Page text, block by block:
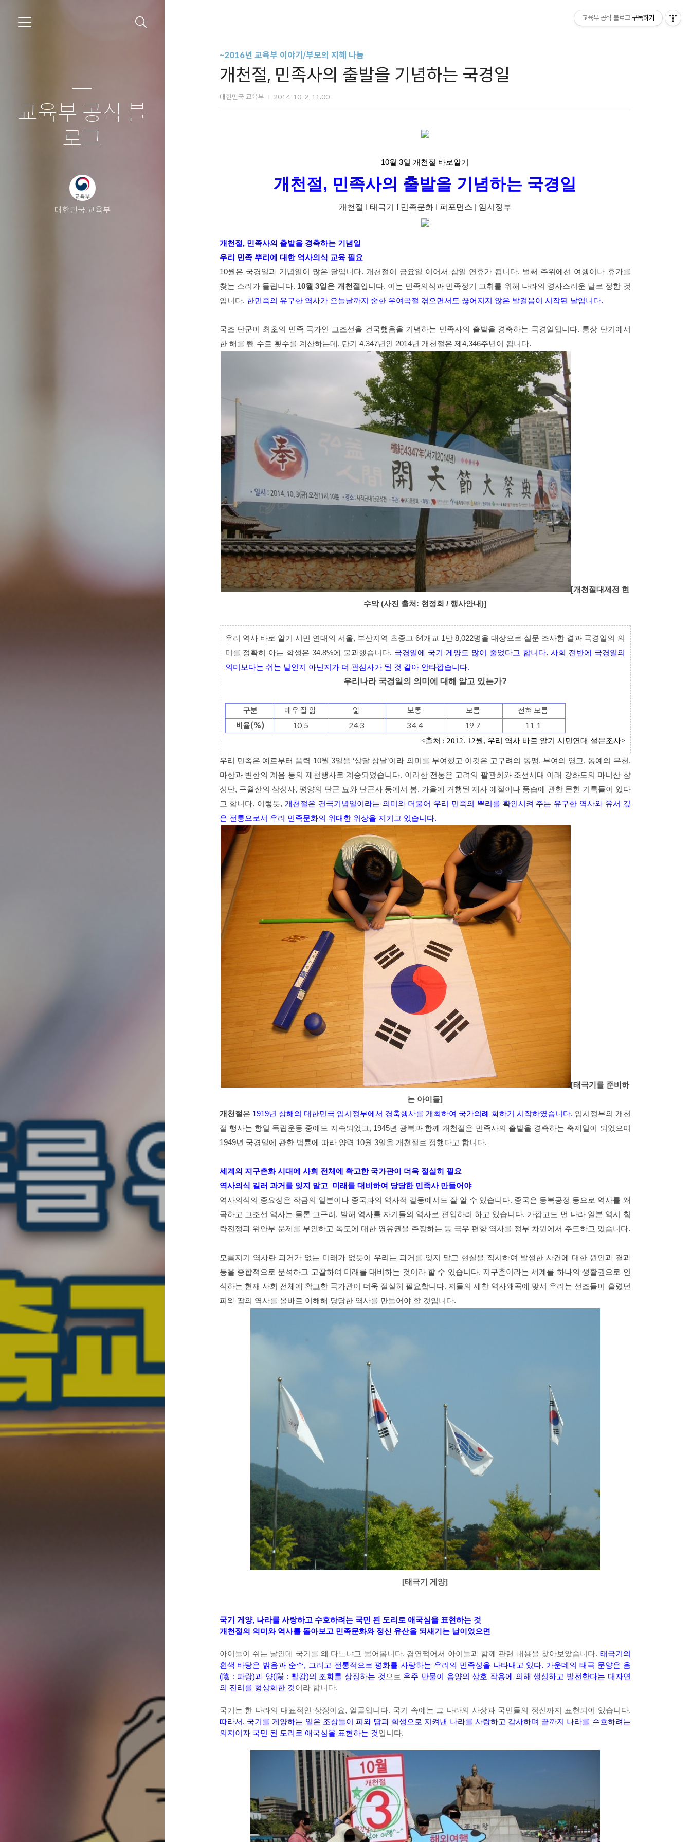
교육부 공식 블
로그
대한민국 교육부
~2016년 교육부 이야기/부모의 지혜 나눔
개천절, 민족사의 출발을 기념하는 국경일
대한민국 교육부 2014. 10. 2. 11:00
10월 3일 개천절 바로알기
개천절, 민족사의 출발을 기념하는 국경일
개천절 I 태극기 I 민족문화 I 퍼포먼스 | 임시정부
개천절, 민족사의 출발을 경축하는 기념일
우리 민족 뿌리에 대한 역사의식 교육 필요
10월은 국경일과 기념일이 많은 달입니다. 개천절이 금요일 이어서 삼일 연휴가 됩니다. 벌써 주위에선 여행이나 휴가를
찾는 소리가 들립니다. 10월 3일은 개천절입니다. 이는 민족의식과 민족정기 고취를 위해 나라의 경사스러운 날로 정한 것
입니다. 한민족의 유구한 역사가 오늘날까지 숱한 우여곡절 겪으면서도 끊어지지 않은 발걸음이 시작된 날입니다.
국조 단군이 최초의 민족 국가인 고조선을 건국했음을 기념하는 민족사의 출발을 경축하는 국경일입니다. 통상 단기에서
한 해를 뺀 수로 횟수를 계산하는데, 단기 4,347년인 2014년 개천절은 제4,346주년이 됩니다.
[개천절대제전 현
수막 (사진 출처: 현정회 / 행사안내)]
우리 역사 바로 알기 시민 연대의 서울, 부산지역 초중고 64개교 1만 8,022명을 대상으로 설문 조사한 결과 국경일의 의
미를 정확히 아는 학생은 34.8%에 불과했습니다. 국경일에 국기 게양도 많이 줄었다고 합니다. 사회 전반에 국경일의
의미보다는 쉬는 날인지 아닌지가 더 관심사가 된 것 같아 안타깝습니다.
우리나라 국경일의 의미에 대해 알고 있는가?
구분 매우 잘 앎 앎 보통 모름
전혀 모름
비율(%)
10.5 24.3 34.4 19.7 11.1
<출처 : 2012. 12월, 우리 역사 바로 알기 시민연대 설문조사>
우리 민족은 예로부터 음력 10월 3일을 ‘상달 상날’이라 의미를 부여했고 이것은 고구려의 동맹, 부여의 영고, 동예의 무천,
마한과 변한의 계음 등의 제천행사로 계승되었습니다. 이러한 전통은 고려의 팔관회와 조선시대 이래 강화도의 마니산 참
성단, 구월산의 삼성사, 평양의 단군 묘와 단군사 등에서 봄, 가을에 거행된 제사 예절이나 풍습에 관한 문헌 기록들이 있다
고 합니다. 이렇듯, 개천절은 건국기념일이라는 의미와 더불어 우리 민족의 뿌리를 확인시켜 주는 유구한 역사와 유서 깊
은 전통으로서 우리 민족문화의 위대한 위상을 지키고 있습니다.
[태극기를 준비하
는 아이들]
개천절은 1919년 상해의 대한민국 임시정부에서 경축행사를 개최하여 국가의례 화하기 시작하였습니다. 임시정부의 개천
절 행사는 항일 독립운동 중에도 지속되었고, 1945년 광복과 함께 개천절은 민족사의 출발을 경축하는 축제일이 되었으며
1949년 국경일에 관한 법률에 따라 양력 10월 3일을 개천절로 정했다고 합니다.
세계의 지구촌화 시대에 사회 전체에 확고한 국가관이 더욱 절실히 필요
역사의식 길러 과거를 잊지 말고 미래를 대비하여 당당한 민족사 만들어야
역사의식의 중요성은 작금의 일본이나 중국과의 역사적 갈등에서도 잘 알 수 있습니다. 중국은 동북공정 등으로 역사를 왜
곡하고 고조선 역사는 물론 고구려, 발해 역사를 자기들의 역사로 편입하려 하고 있습니다. 가깝고도 먼 나라 일본 역시 침
략전쟁과 위안부 문제를 부인하고 독도에 대한 영유권을 주장하는 등 극우 편향 역사를 정부 차원에서 주도하고 있습니다.
모름지기 역사란 과거가 없는 미래가 없듯이 우리는 과거를 잊지 말고 현실을 직시하여 발생한 사건에 대한 원인과 결과
등을 종합적으로 분석하고 고찰하여 미래를 대비하는 것이라 할 수 있습니다. 지구촌이라는 세계를 하나의 생활권으로 인
식하는 현재 사회 전체에 확고한 국가관이 더욱 절실히 필요합니다. 저들의 세찬 역사왜곡에 맞서 우리는 선조들이 흘렸던
피와 땀의 역사를 올바로 이해해 당당한 역사를 만들어야 할 것입니다.
[태극기 게양]
국기 게양, 나라를 사랑하고 수호하려는 국민 된 도리로 애국심을 표현하는 것
개천절의 의미와 역사를 돌아보고 민족문화와 정신 유산을 되새기는 날이었으면
아이들이 쉬는 날인데 국기를 왜 다느냐고 물어봅니다. 겸연쩍어서 아이들과 함께 관련 내용을 찾아보았습니다. 태극기의
흰색 바탕은 밝음과 순수, 그리고 전통적으로 평화를 사랑하는 우리의 민족성을 나타내고 있다. 가운데의 태극 문양은 음
(陰 : 파랑)과 양(陽 : 빨강)의 조화를 상징하는 것 으로 우주 만물이 음양의 상호 작용에 의해 생성하고 발전한다는 대자연
의 진리를 형상화한 것이라 합니다.
국기는 한 나라의 대표적인 상징이요, 얼굴입니다. 국기 속에는 그 나라의 사상과 국민들의 정신까지 표현되어 있습니다.
따라서, 국기를 게양하는 일은 조상들이 피와 땀과 희생으로 지켜낸 나라를 사랑하고 감사하며 끝까지 나라를 수호하려는
의지이자 국민 된 도리로 애국심을 표현하는 것입니다.
교육부 공식 블로그 구독하기